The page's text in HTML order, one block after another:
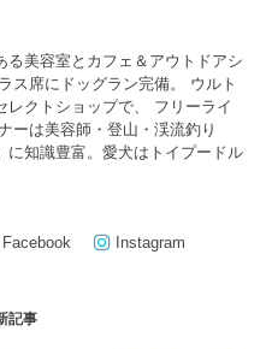
る美容室とカフェ＆アウトドアシ
ス席にドッグラン完備。 ウルト
レクトショップで、 フリーライ
ーは美容師・登山・渓流釣り
に知識豊富。愛犬はトイプードル
Facebook Instagram
記事